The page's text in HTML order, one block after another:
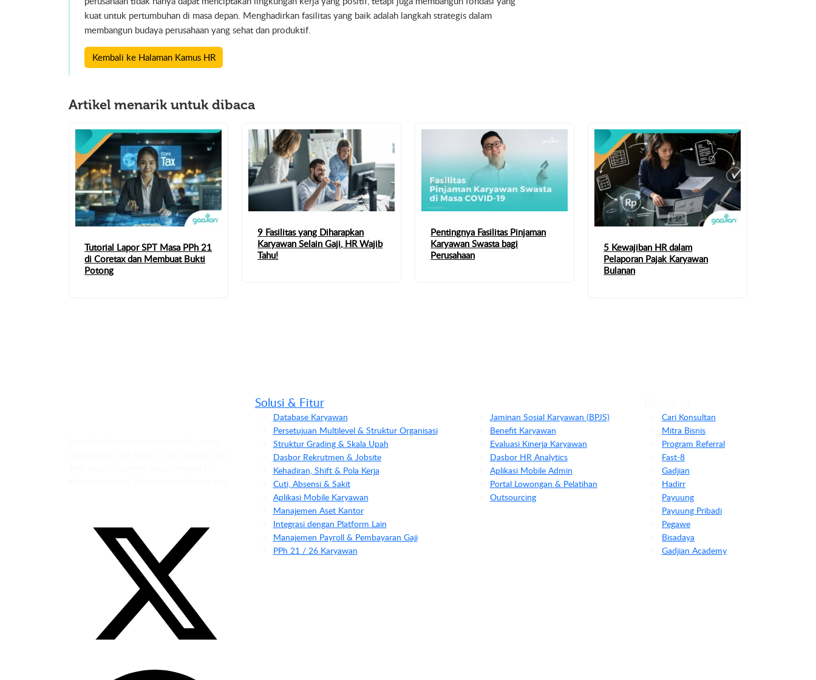
kuat untuk pertumbuhan di masa depan. Menghadirkan fasilitas yang baik adalah langkah strategis dalam
membangun budaya perusahaan yang sehat dan produktif.
Kembali ke Halaman Kamus HR
Artikel menarik untuk dibaca
Tutorial Lapor SPT Masa PPh 21
di Coretax dan Membuat Bukti
Potong
9 Fasilitas yang Diharapkan
Karyawan Selain Gaji, HR Wajib
Tahu!
Pentingnya Fasilitas Pinjaman
Karyawan Swasta bagi
Perusahaan
5 Kewajiban HR dalam
Pelaporan Pajak Karyawan
Bulanan
Solusi & Fitur
Database Karyawan
Persetujuan Multilevel & Struktur Organisasi
Struktur Grading & Skala Upah
Dasbor Rekrutmen & Jobsite
Kehadiran, Shift & Pola Kerja
Cuti, Absensi & Sakit
Aplikasi Mobile Karyawan
Manajemen Aset Kantor
Integrasi dengan Platform Lain
Manajemen Payroll & Pembayaran Gaji
PPh 21 / 26 Karyawan
Jaminan Sosial Karyawan (BPJS)
Benefit Karyawan
Evaluasi Kinerja Karyawan
Dasbor HR Analytics
Aplikasi Mobile Admin
Portal Lowongan & Pelatihan
Outsourcing
Cari Konsultan
Mitra Bisnis
Program Referral
Fast-8
Gadjian
Hadirr
Payuung
Payuung Pribadi
Pegawe
Bisadaya
Gadjian Academy